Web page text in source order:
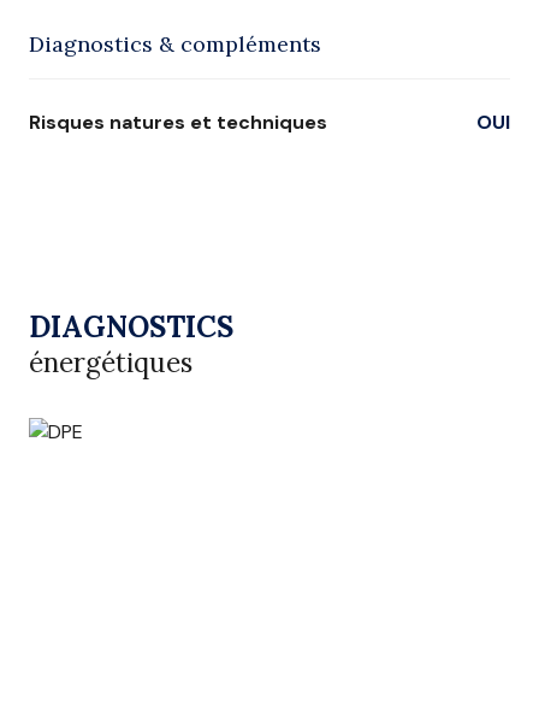
Diagnostics & compléments
Risques natures et techniques OUI
DIAGNOSTICS
énergétiques